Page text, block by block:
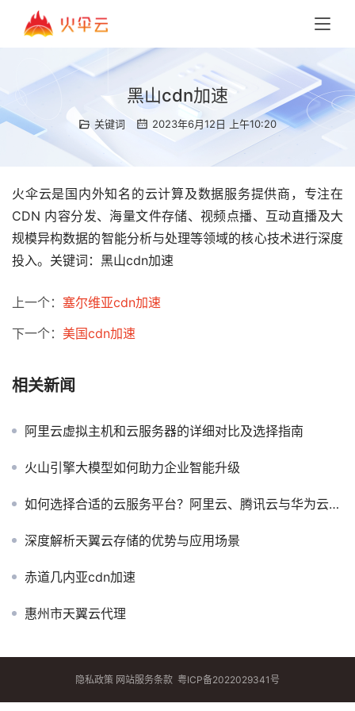
黑山cdn加速
关键词 2023年6月12日 上午10:20
火伞云是国内外知名的云计算及数据服务提供商，专注在
CDN 内容分发、海量文件存储、视频点播、互动直播及大
规模异构数据的智能分析与处理等领域的核心技术进行深度
投入。关键词：黑山cdn加速
上一个： 塞尔维亚cdn加速
下一个： 美国cdn加速
相关新闻
阿里云虚拟主机和云服务器的详细对比及选择指南
火山引擎大模型如何助力企业智能升级
如何选择合适的云服务平台？阿里云、腾讯云与华为云比较指南
深度解析天翼云存储的优势与应用场景
赤道几内亚cdn加速
惠州市天翼云代理
隐私政策 网站服务条款 粤ICP备2022029341号